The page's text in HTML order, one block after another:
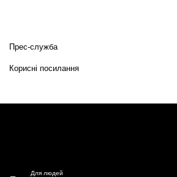
Прес-служба
Корисні посилання
Для людей